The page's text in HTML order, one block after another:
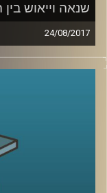
שנאה וייאוש בין
24/08/2017
מעבר
מעורב בעיקר
עירן הלפרין
חיינו דרך
הדומיננטיים